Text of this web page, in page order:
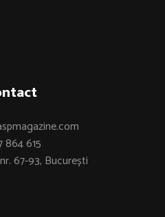
864 615
67-93, București